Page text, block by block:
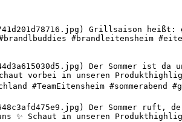
Grillsaison heißt:
#brandleitensheim
Der Sommer ist
vorbei in unseren
#TeamEitensheim
Der Sommer
✨ Schaut in unseren